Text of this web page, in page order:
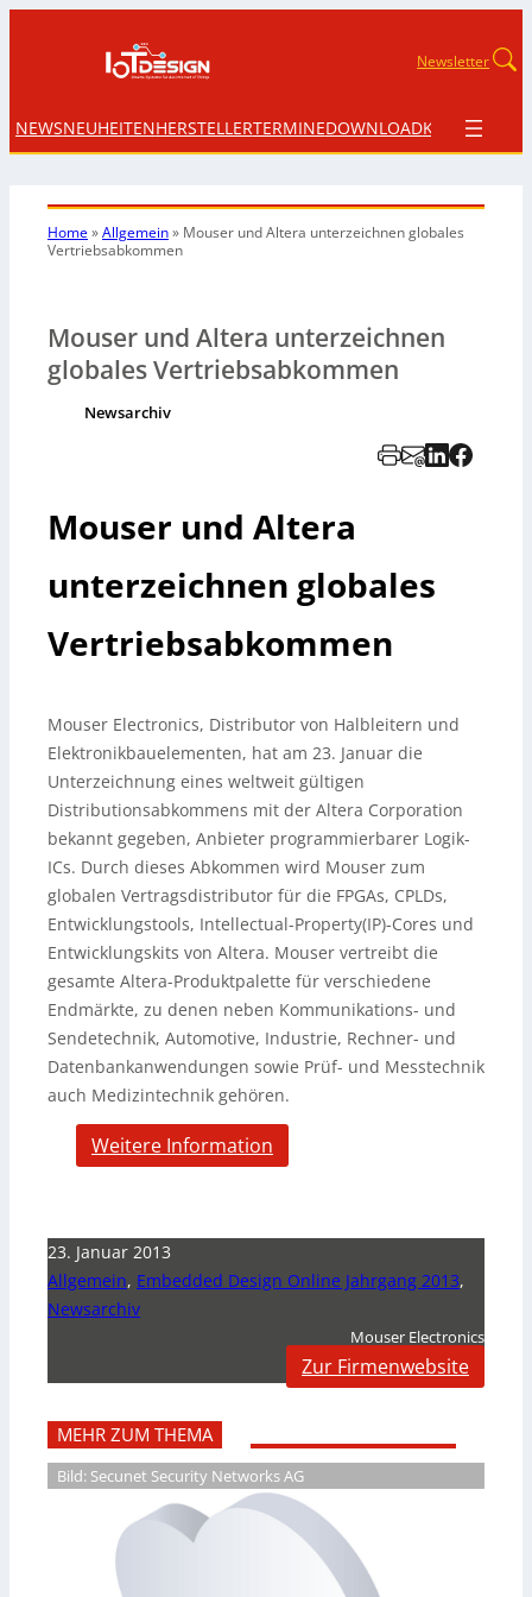
Newsletter
NEWSNEUHEITENHERSTELLERTERMINEDOWNLOADKONTAKT
Home»Allgemein» Mouser und Altera unterzeichnen globales
Vertriebsabkommen
Mouser und Altera unterzeichnen
globales Vertriebsabkommen
Newsarchiv
Mouser und Altera
unterzeichnen globales
Vertriebsabkommen
Mouser Electronics, Distributor von Halbleitern und
Elektronikbauelementen, hat am 23. Januar die
Unterzeichnung eines weltweit gültigen
Distributionsabkommens mit der Altera Corporation
bekannt gegeben, Anbieter programmierbarer Logik-
ICs. Durch dieses Abkommen wird Mouser zum
globalen Vertragsdistributor für die FPGAs, CPLDs,
Entwicklungstools, Intellectual-Property(IP)-Cores und
Entwicklungskits von Altera. Mouser vertreibt die
gesamte Altera-Produktpalette für verschiedene
Endmärkte, zu denen neben Kommunikations- und
Sendetechnik, Automotive, Industrie, Rechner- und
Datenbankanwendungen sowie Prüf- und Messtechnik
auch Medizintechnik gehören.
Weitere Information
23. Januar 2013
Allgemein, Embedded Design Online Jahrgang 2013,
Newsarchiv
Mouser Electronics
Zur Firmenwebsite
MEHR ZUM THEMA
Bild: Secunet Security Networks AG